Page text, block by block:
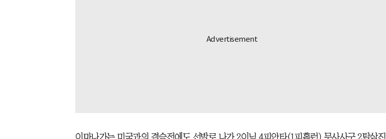
이마나가는 미국과의 결승전에도 선발로 나가 2이닝 4피안타(1피홈런) 무사사구 2탈삼진